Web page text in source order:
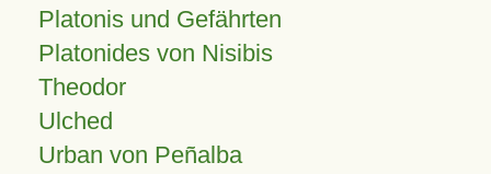
Platonis und Gefährten
Platonides von Nisibis
Theodor
Ulched
Urban von Peñalba